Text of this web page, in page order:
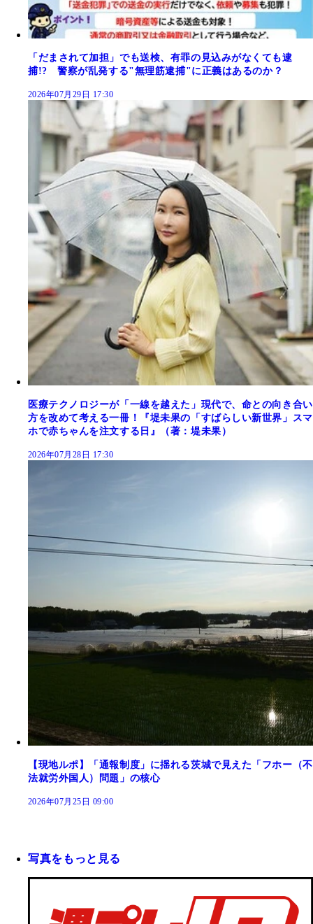
「だまされて加担」でも送検、有罪の見込みがなくても逮
捕!? 警察が乱発する"無理筋逮捕"に正義はあるのか？
2026年07月29日 17:30
医療テクノロジーが「一線を越えた」現代で、命との向き合い
方を改めて考える一冊！『堤未果の「すばらしい新世界」スマ
ホで赤ちゃんを注文する日』（著：堤未果）
2026年07月28日 17:30
【現地ルポ】「通報制度」に揺れる茨城で見えた「フホー（不
法就労外国人）問題」の核心
2026年07月25日 09:00
写真をもっと見る